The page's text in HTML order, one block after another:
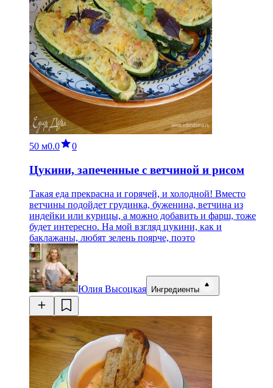
50 м0.0 0
Цукини, запеченные с ветчиной и рисом
Такая еда прекрасна и горячей, и холодной! Вместо
ветчины подойдет грудинка, буженина, ветчина из
индейки или курицы, а можно добавить и фарш, тоже
будет интересно. На мой взгляд цукини, как и
баклажаны, любят зелень поярче, поэто
Юлия Высоцкая Ингредиенты